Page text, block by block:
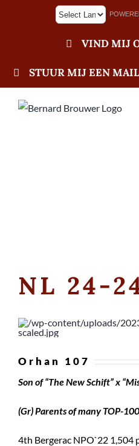
VIND MIJ
STUUR MIJ EEN MAIL
NL 24-
Orhan 107
Son of “The New Schift” x
(Gr) Parents of many TOP-
4th Bergerac NPO`22 1,504